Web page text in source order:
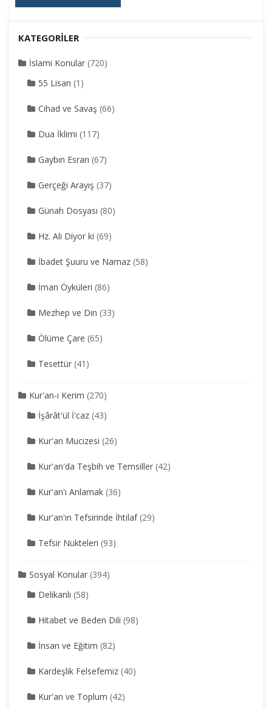
KATEGORILER
İslami Konular (720)
55 Lisan (1)
Cihad ve Savaş (66)
Dua İklimi (117)
Gaybın Esrarı (67)
Gerçeği Arayış (37)
Günah Dosyası (80)
Hz. Ali Diyor ki (69)
İbadet Şuuru ve Namaz (58)
İman Öyküleri (86)
Mezhep ve Din (33)
Ölüme Çare (65)
Tesettür (41)
Kur'an-ı Kerim (270)
İşârât'ül İ'caz (43)
Kur'an Mucizesi (26)
Kur'an'da Teşbih ve Temsiller (42)
Kur'an'ı Anlamak (36)
Kur'an'ın Tefsirinde İhtilaf(29)
Tefsir Nükteleri (93)
Sosyal Konular (394)
Delikanlı (58)
Hitabet ve Beden Dili (98)
İnsan ve Eğitim (82)
Kardeşlik Felsefemiz (40)
Kur'an ve Toplum (42)